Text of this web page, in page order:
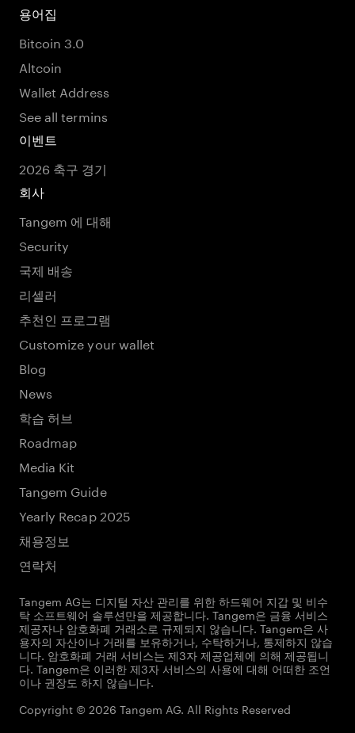
용어집
Bitcoin 3.0
Altcoin
Wallet Address
See all termins
이벤트
2026 축구 경기
회사
Tangem 에 대해
Security
국제 배송
리셀러
추천인 프로그램
Customize your wallet
Blog
News
학습 허브
Roadmap
Media Kit
Tangem Guide
Yearly Recap 2025
채용정보
연락처
Tangem AG는 디지털 자산 관리를 위한 하드웨어 지갑 및 비수
탁 소프트웨어 솔루션만을 제공합니다. Tangem은 금융 서비스
제공자나 암호화폐 거래소로 규제되지 않습니다. Tangem은 사
용자의 자산이나 거래를 보유하거나, 수탁하거나, 통제하지 않습
니다. 암호화폐 거래 서비스는 제3자 제공업체에 의해 제공됩니
다. Tangem은 이러한 제3자 서비스의 사용에 대해 어떠한 조언
이나 권장도 하지 않습니다.